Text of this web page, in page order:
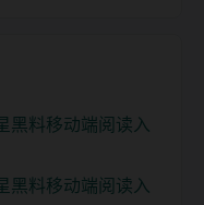
黑料移动端阅读入
黑料移动端阅读入